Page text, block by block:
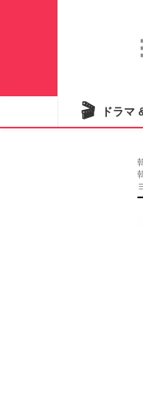
🎬 ドラマ